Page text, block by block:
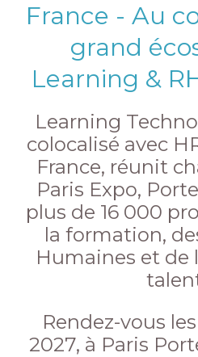
France - Au
grand
Learning &
Learning
colocalisé avec
France, réunit
Paris Expo,
plus de 16 000
la formation,
Humaines et de
Rendez-vous
2027, à Paris